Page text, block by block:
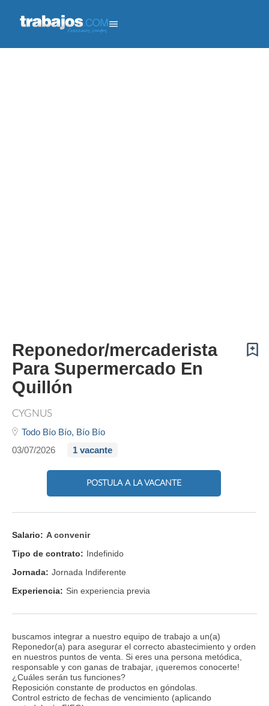
Reponedor/mercaderista
Para Supermercado En
Quillón
CYGNUS
Todo Bío Bío, Bío Bío
03/07/2026
1 vacante
POSTULA A LA VACANTE
Salario: A convenir
Tipo de contrato: Indefinido
Jornada: Jornada Indiferente
Experiencia: Sin experiencia previa
buscamos integrar a nuestro equipo de trabajo a un(a)
Reponedor(a) para asegurar el correcto abastecimiento y orden
en nuestros puntos de venta. Si eres una persona metódica,
responsable y con ganas de trabajar, ¡queremos conocerte!
¿Cuáles serán tus funciones?
Reposición constante de productos en góndolas.
Control estricto de fechas de vencimiento (aplicando